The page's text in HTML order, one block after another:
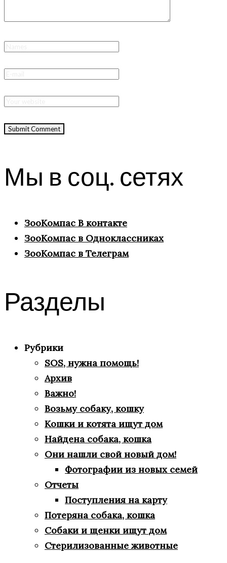
Мы в соц. сетях
ЗооКомпас В контакте
ЗооКомпас в Одноклассниках
ЗооКомпас в Телеграм
Разделы
Рубрики
SOS, нужна помощь!
Архив
Важно!
Возьму собаку, кошку
Кошки и котята ищут дом
Найдена собака, кошка
Они нашли свой новый дом!
Фотографии из новых семей
Отчеты
Поступления на карту
Потеряна собака, кошка
Собаки и щенки ищут дом
Стерилизованные животные